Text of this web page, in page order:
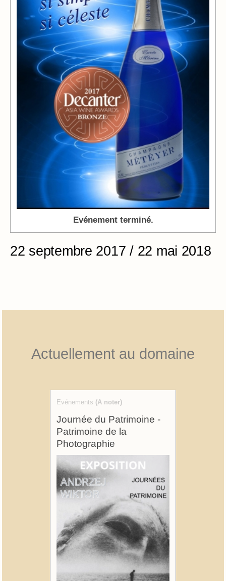
Evénement terminé.
22 septembre 2017 / 22 mai 2018
Actuellement au domaine
Evénements (A noter)
Journée du Patrimoine -
Patrimoine de la
Photographie